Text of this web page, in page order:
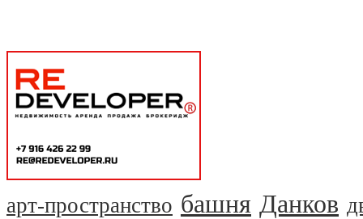
арт-пространство башня Данков